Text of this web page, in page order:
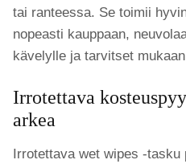
tai ranteessa. Se toimii
nopeasti kauppaan,
kävelylle ja tarvitset
Irrotettava
arkea
Irrotettava wet wipes -